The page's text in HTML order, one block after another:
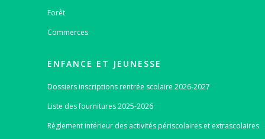
Forêt
Commerces
ENFANCE ET JEUNESSE
Dossiers inscriptions rentrée scolaire 2026-2027
Liste des fournitures 2025-2026
Règlement intérieur des activités périscolaires et extrascolaires